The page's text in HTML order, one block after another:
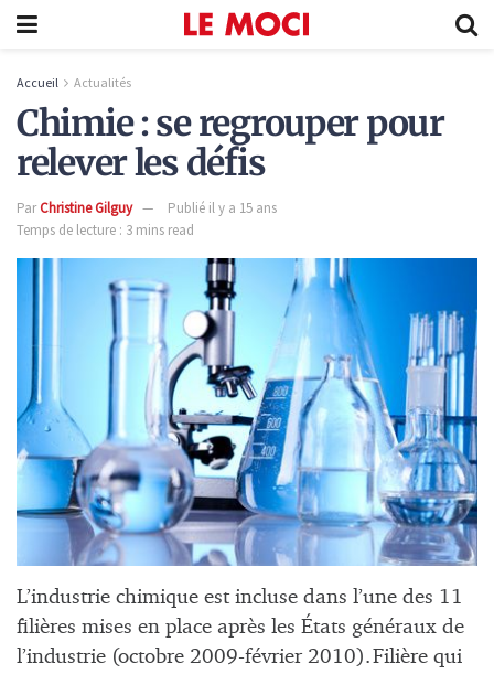
Accueil Actualités
Chimie : se regrouper pour
relever les défis
ParChristine Gilguy
Publié il y a 15 ans
Temps de lecture : 3 mins read
L’industrie chimique est incluse dans l’une des 11
filières mises en place après les États généraux de
l’industrie (octobre 2009-février 2010). Filière qui